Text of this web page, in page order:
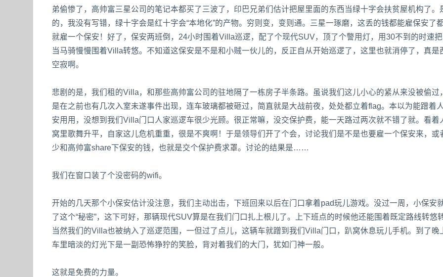
弟偷惨了，高帅富三星公司的笔记本都买了三波了，印巴兄弟们估计把屋里面的东西当绿十字会扶贫屋机构了。
的，我没有写错，绿十字会是红十字会“本地化”的产物。穷则变，变则通。三星一琢磨，这丢的钱都能雇保安了
就雇一个保安！好了，保安两班倒，24小时围着Villa巡逻，配了个现代SUV，顶了个警用灯，用30不到的时速
当马骑慢慢围着Villa转悠。不知道这保安是不是和小贼一伙儿的，反正自从开始巡逻了，这里也就消停了，真是
空寂啊。
悲剧的是，我们租的Villa，和那些高帅富公司的驻地隔了一栋房子半条路。虽说我们这儿小心的紧从来没被偷过
是在之前也有几次入室未遂事件出现，连车玻璃都被砸过，简直就是大战前夜，处处都立着flag。本以为能蹭着
安用用，没想到我们Villa门口人家巡逻车很少光顾。很正常嘛，没交保护费，能一天路过两次就不错了就。看着
窝里歌舞升平，自家这儿危机重重，很是不爽啊！于是领导们开了个会，讨论我们是不是也要雇一个保安来，或
少和高帅富share下保安的钱，也就是交个保护费求罩。讨论的结果是……
我们在窗口装了个没密码的wifi。
开始的几天那个小保安估计没注意，我们主动出击，下班回来以后在门口拿着pad玩儿游戏。没过一周，小保安
了这个“秘密”，这下可好，那辆现代SUV算是在我们门口扎上根儿了。上下班点的时候他还能围着既定路线转悠
当然我们的Villa也被纳入了巡逻范围，一但过了点儿，这辆车就蹭到我们Villa门口，趴窝休息玩儿手机。到了晚
车里暗淡的灯光下是一副恐怖狰狞的笑脸，背对着我们的大门，犹如门神一般。
这就是免费的力量。